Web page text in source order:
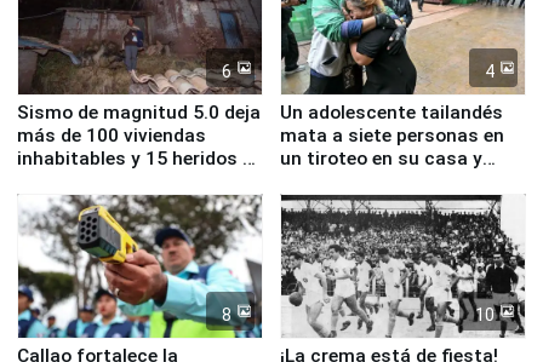
6
Sismo de magnitud 5.0 deja
más de 100 viviendas
inhabitables y 15 heridos en
4
Un adolescente tailandés
mata a siete personas en
un tiroteo en su casa y
8
Callao fortalece la
10
¡La crema está de fiesta!